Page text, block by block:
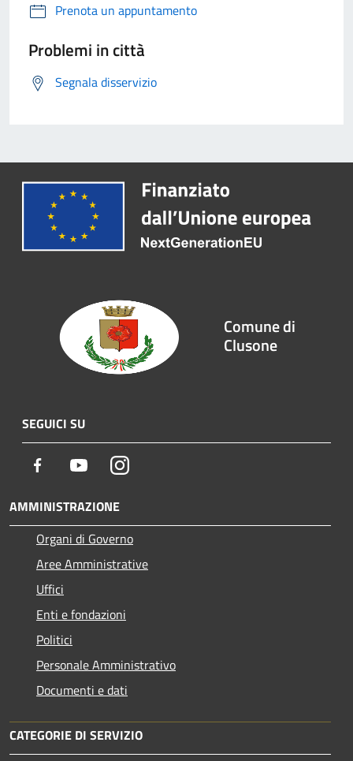
Prenota un appuntamento
Problemi in città
Segnala disservizio
Comune di
Clusone
SEGUICI SU
Facebook YoutubeInstagram
AMMINISTRAZIONE
Organi di Governo
Aree Amministrative
Uffici
Enti e fondazioni
Politici
Personale Amministrativo
Documenti e dati
CATEGORIE DI SERVIZIO